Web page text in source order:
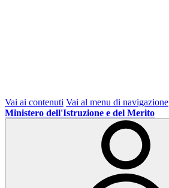
Vai ai contenuti Vai al menu di navigazione
Ministero dell'Istruzione e del Merito